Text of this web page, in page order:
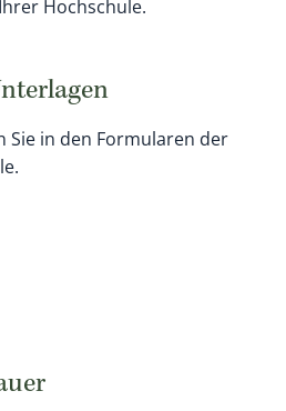
Hochschule.
Sie in den Formularen der